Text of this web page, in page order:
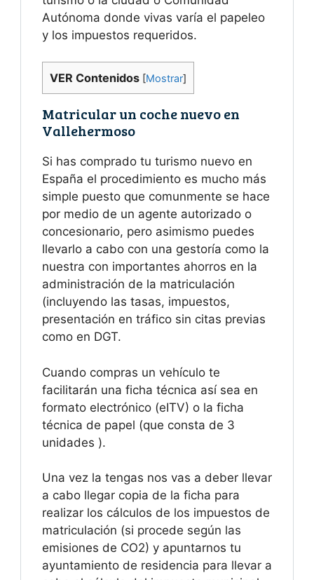
Autónoma donde vivas varía el papeleo
y los impuestos requeridos.
VER Contenidos [Mostrar]
Matricular un coche nuevo en
Vallehermoso
Si has comprado tu turismo nuevo en
España el procedimiento es mucho más
simple puesto que comunmente se hace
por medio de un agente autorizado o
concesionario, pero asimismo puedes
llevarlo a cabo con una gestoría como la
nuestra con importantes ahorros en la
administración de la matriculación
(incluyendo las tasas, impuestos,
presentación en tráfico sin citas previas
como en DGT.
Cuando compras un vehículo te
facilitarán una ficha técnica así sea en
formato electrónico (eITV) o la ficha
técnica de papel (que consta de 3
unidades ).
Una vez la tengas nos vas a deber llevar
a cabo llegar copia de la ficha para
realizar los cálculos de los impuestos de
matriculación (si procede según las
emisiones de CO2) y apuntarnos tu
ayuntamiento de residencia para llevar a